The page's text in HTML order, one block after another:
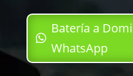
Batería a
WhatsApp